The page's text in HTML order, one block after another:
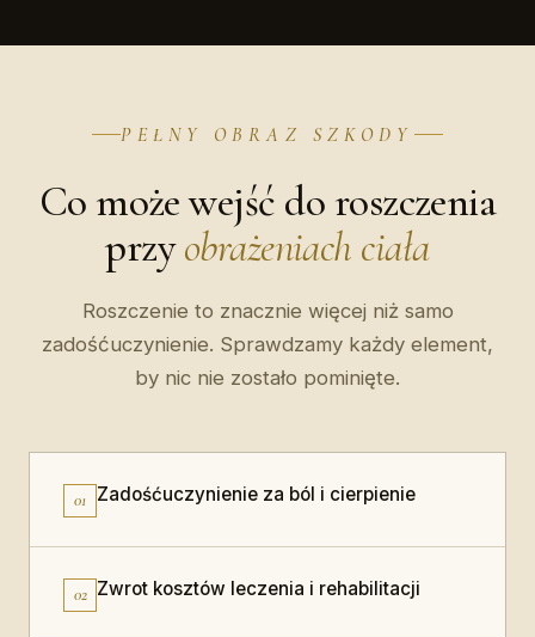
PEŁNY OBRAZ SZKODY
Co może wejść do roszczenia
przyobrażeniach ciała
Roszczenie to znacznie więcej niż samo
zadośćuczynienie. Sprawdzamy każdy element,
by nic nie zostało pominięte.
01 Zadośćuczynienie za ból i cierpienie
02 Zwrot kosztów leczenia i rehabilitacji